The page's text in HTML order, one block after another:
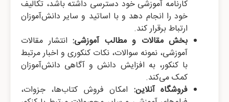
کارنامه آموزشی خود دسترسی داشته باشد، تکالیف
خود را انجام دهد و با اساتید و سایر دانش‌آموزان
ارتباط برقرار کند.
بخش مقالات و مطالب آموزشی: انتشار مقالات
آموزشی، نمونه سوالات، نکات کنکوری و اخبار مرتبط
با کنکور، به افزایش دانش و آگاهی دانش‌آموزان
کمک می‌کند.
فروشگاه آنلاین: امکان فروش کتاب‌ها، جزوات،